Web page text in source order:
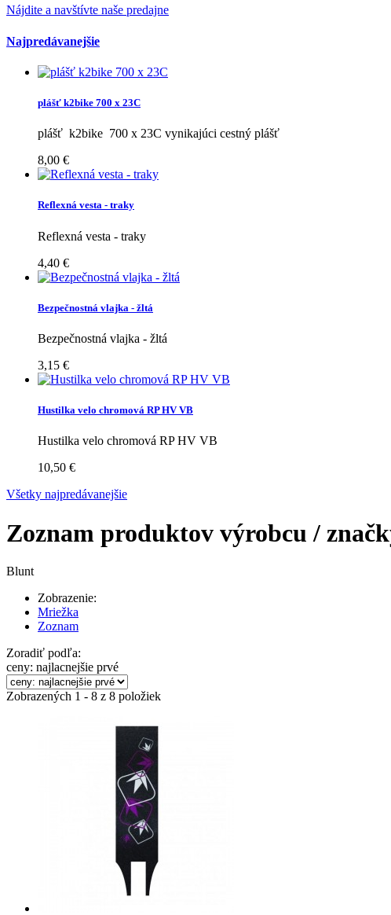
Nájdite a navštívte naše predajne
Najpredávanejšie
plášť k2bike 700 x 23C
plášť k2bike 700 x 23C vynikajúci cestný plášť
8,00 €
Reflexná vesta - traky
Reflexná vesta - traky
4,40 €
Bezpečnostná vlajka - žltá
Bezpečnostná vlajka - žltá
3,15 €
Hustilka velo chromová RP HV VB
Hustilka velo chromová RP HV VB
10,50 €
Všetky najpredávanejšie
Zoznam produktov výrobcu /
Blunt
Zobrazenie:
Mriežka
Zoznam
Zoradiť podľa:
ceny: najlacnejšie prvé
Zobrazených 1 - 8 z 8 položiek